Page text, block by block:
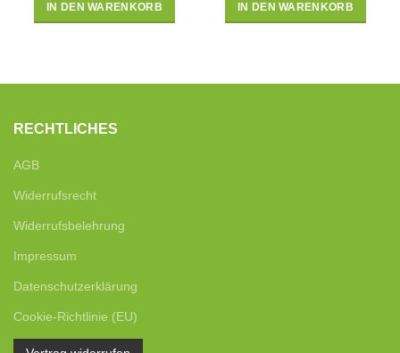
IN DEN WARENKORB IN DEN WARENKORB
RECHTLICHES
AGB
Widerrufsrecht
Widerrufsbelehrung
Impressum
Datenschutzerklärung
Cookie-Richtlinie (EU)